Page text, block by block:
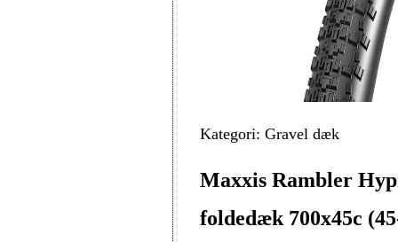
Kategori: Gravel dæk
Maxxis Rambler
foldedæk 700x45c